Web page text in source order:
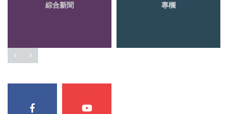
綜合新聞 專欄